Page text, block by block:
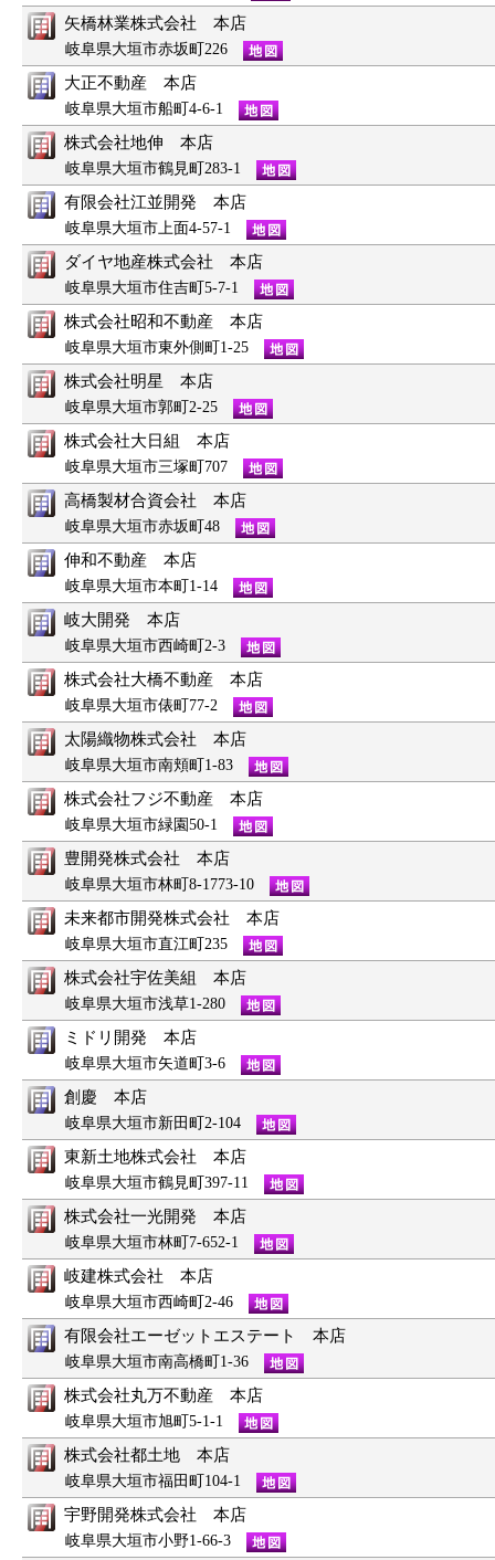
矢橋林業株式会社 本店
岐阜県大垣市赤坂町226
大正不動産 本店
岐阜県大垣市船町4-6-1
株式会社地伸 本店
岐阜県大垣市鶴見町283-1
有限会社江並開発 本店
岐阜県大垣市上面4-57-1
ダイヤ地産株式会社 本店
岐阜県大垣市住吉町5-7-1
株式会社昭和不動産 本店
岐阜県大垣市東外側町1-25
株式会社明星 本店
岐阜県大垣市郭町2-25
株式会社大日組 本店
岐阜県大垣市三塚町707
高橋製材合資会社 本店
岐阜県大垣市赤坂町48
伸和不動産 本店
岐阜県大垣市本町1-14
岐大開発 本店
岐阜県大垣市西崎町2-3
株式会社大橋不動産 本店
岐阜県大垣市俵町77-2
太陽織物株式会社 本店
岐阜県大垣市南頬町1-83
株式会社フジ不動産 本店
岐阜県大垣市緑園50-1
豊開発株式会社 本店
岐阜県大垣市林町8-1773-10
未来都市開発株式会社 本店
岐阜県大垣市直江町235
株式会社宇佐美組 本店
岐阜県大垣市浅草1-280
ミドリ開発 本店
岐阜県大垣市矢道町3-6
創慶 本店
岐阜県大垣市新田町2-104
東新土地株式会社 本店
岐阜県大垣市鶴見町397-11
株式会社一光開発 本店
岐阜県大垣市林町7-652-1
岐建株式会社 本店
岐阜県大垣市西崎町2-46
有限会社エーゼットエステート 本店
岐阜県大垣市南高橋町1-36
株式会社丸万不動産 本店
岐阜県大垣市旭町5-1-1
株式会社都土地 本店
岐阜県大垣市福田町104-1
宇野開発株式会社 本店
岐阜県大垣市小野1-66-3